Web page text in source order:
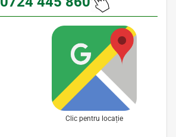
Clic pentru locație